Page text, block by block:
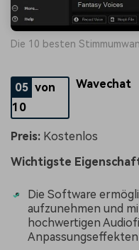
Die 10 besten
05 von
10
Wavechat
Preis: Kostenlos
Wichtigste
Die Software
aufzunehmen und
hochwertigen